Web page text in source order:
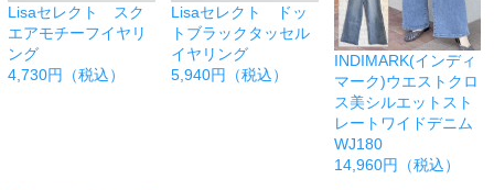
Lisaセレクト スク
エアモチーフイヤリ
ング
4,730円（税込）
Lisaセレクト ドッ
トブラックタッセル
イヤリング
5,940円（税込）
INDIMARK(インディ
マーク)ウエストクロ
ス美シルエットスト
レートワイドデニム
WJ180
14,960円（税込）